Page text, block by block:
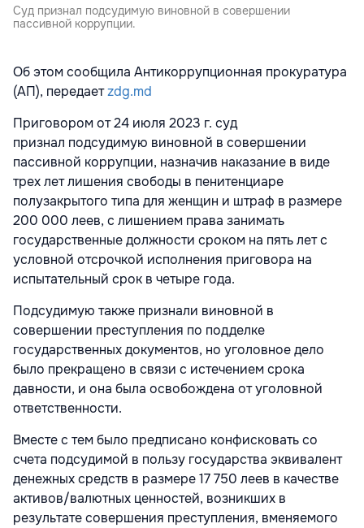
Cуд признал подсудимую виновной в совершении
пассивной коррупции.
Об этом сообщила Антикоррупционная прокуратура
(АП), передаетzdg.md
Приговором от 24 июля 2023 г. суд
признал подсудимую виновной в совершении
пассивной коррупции, назначив наказание в виде
трех лет лишения свободы в пенитенциаре
полузакрытого типа для женщин и штраф в размере
200 000 леев, с лишением права занимать
государственные должности сроком на пять лет с
условной отсрочкой исполнения приговора на
испытательный срок в четыре года.
Подсудимую также признали виновной в
совершении преступления по подделке
государственных документов, но уголовное дело
было прекращено в связи с истечением срока
давности, и она была освобождена от уголовной
ответственности.
Вместе с тем было предписано конфисковать со
счета подсудимой в пользу государства эквивалент
денежных средств в размере 17 750 леев в качестве
активов/валютных ценностей, возникших в
результате совершения преступления, вменяемого